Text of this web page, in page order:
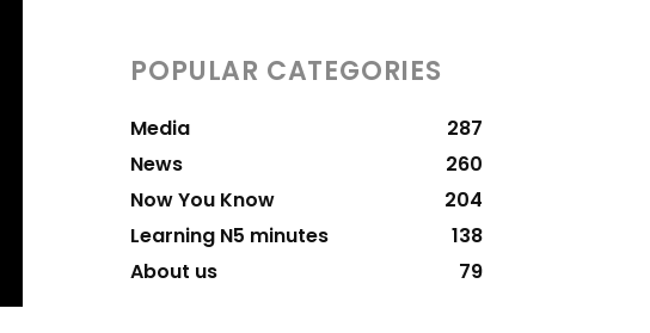
POPULAR CATEGORIES
Media
287
News
260
Now You Know
204
Learning N5 minutes
138
About us
79